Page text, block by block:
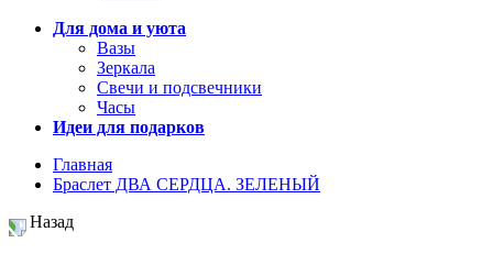
Для дома и уюта
Вазы
Зеркала
Свечи и подсвечники
Часы
Идеи для подарков
Главная
Браслет ДВА СЕРДЦА. ЗЕЛЕНЫЙ
Назад